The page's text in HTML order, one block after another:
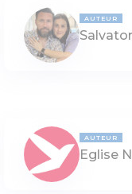
AUTEUR
AUTEUR
Eglise